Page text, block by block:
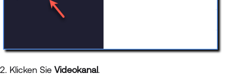
2. Klicken Sie Videokanal.